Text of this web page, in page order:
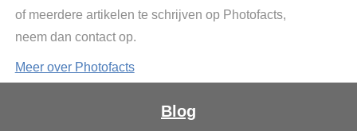
of meerdere artikelen te schrijven op Photofacts,
neem dan contact op.
Meer over Photofacts
Blog